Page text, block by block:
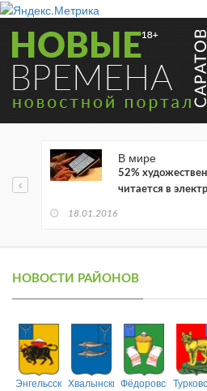
В мире
52%
читается в
18.01.2016
НОВОСТИ РАЙОНОВ
ЭнгельсскийХвалынскийФёдоровский